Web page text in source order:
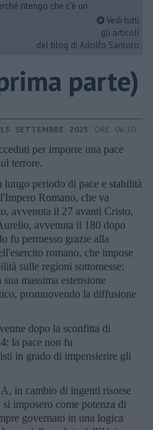
ritengo che c’è un
Vedi tutti
gli articoli
del blog di Adolfo Santoro
parte)
13 SETTEMBRE 2025 ORE 06:30
per imporre una pace
terrore.
lungo periodo di pace e stabilità
Romano, che va
avvenuta il 27 avanti Cristo,
avvenuta il 180 dopo
fu permesso grazie alla
romano, che impose
sulle regioni sottomesse:
massima estensione
promuovendo la diffusione
dopo la sconfitta di
la pace non fu
in grado di impensierire gli
in cambio di ingenti risorse
imposero come potenza di
governato in una logica